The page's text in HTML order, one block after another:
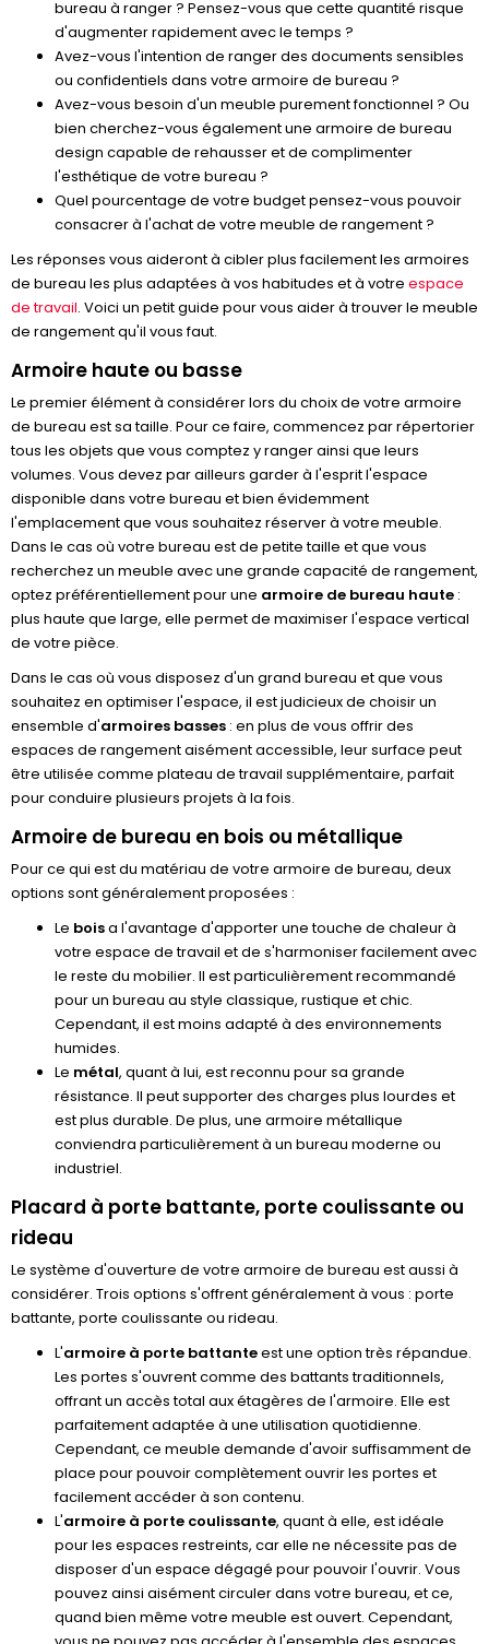
bureau à ranger ? Pensez-vous que cette quantité risque
d'augmenter rapidement avec le temps ?
Avez-vous l'intention de ranger des documents sensibles
ou confidentiels dans votre armoire de bureau ?
Avez-vous besoin d'un meuble purement fonctionnel ? Ou
bien cherchez-vous également une armoire de bureau
design capable de rehausser et de complimenter
l'esthétique de votre bureau ?
Quel pourcentage de votre budget pensez-vous pouvoir
consacrer à l'achat de votre meuble de rangement ?
Les réponses vous aideront à cibler plus facilement les armoires
de bureau les plus adaptées à vos habitudes et à votre espace
de travail. Voici un petit guide pour vous aider à trouver le meuble
de rangement qu'il vous faut.
Armoire haute ou basse
Le premier élément à considérer lors du choix de votre armoire
de bureau est sa taille. Pour ce faire, commencez par répertorier
tous les objets que vous comptez y ranger ainsi que leurs
volumes. Vous devez par ailleurs garder à l'esprit l'espace
disponible dans votre bureau et bien évidemment
l'emplacement que vous souhaitez réserver à votre meuble.
Dans le cas où votre bureau est de petite taille et que vous
recherchez un meuble avec une grande capacité de rangement,
optez préférentiellement pour une armoire de bureau haute :
plus haute que large, elle permet de maximiser l'espace vertical
de votre pièce.
Dans le cas où vous disposez d'un grand bureau et que vous
souhaitez en optimiser l'espace, il est judicieux de choisir un
ensemble d'armoires basses : en plus de vous offrir des
espaces de rangement aisément accessible, leur surface peut
être utilisée comme plateau de travail supplémentaire, parfait
pour conduire plusieurs projets à la fois.
Armoire de bureau en bois ou métallique
Pour ce qui est du matériau de votre armoire de bureau, deux
options sont généralement proposées :
Le boisa l'avantage d'apporter une touche de chaleur à
votre espace de travail et de s'harmoniser facilement avec
le reste du mobilier. Il est particulièrement recommandé
pour un bureau au style classique, rustique et chic.
Cependant, il est moins adapté à des environnements
humides.
Le métal, quant à lui, est reconnu pour sa grande
résistance. Il peut supporter des charges plus lourdes et
est plus durable. De plus, une armoire métallique
conviendra particulièrement à un bureau moderne ou
industriel.
Placard à porte battante, porte coulissante ou
rideau
Le système d'ouverture de votre armoire de bureau est aussi à
considérer. Trois options s'offrent généralement à vous : porte
battante, porte coulissante ou rideau.
L'armoire à porte battanteest une option très répandue.
Les portes s'ouvrent comme des battants traditionnels,
offrant un accès total aux étagères de l'armoire. Elle est
parfaitement adaptée à une utilisation quotidienne.
Cependant, ce meuble demande d'avoir suffisamment de
place pour pouvoir complètement ouvrir les portes et
facilement accéder à son contenu.
L'armoire à porte coulissante, quant à elle, est idéale
pour les espaces restreints, car elle ne nécessite pas de
disposer d'un espace dégagé pour pouvoir l'ouvrir. Vous
pouvez ainsi aisément circuler dans votre bureau, et ce,
quand bien même votre meuble est ouvert. Cependant,